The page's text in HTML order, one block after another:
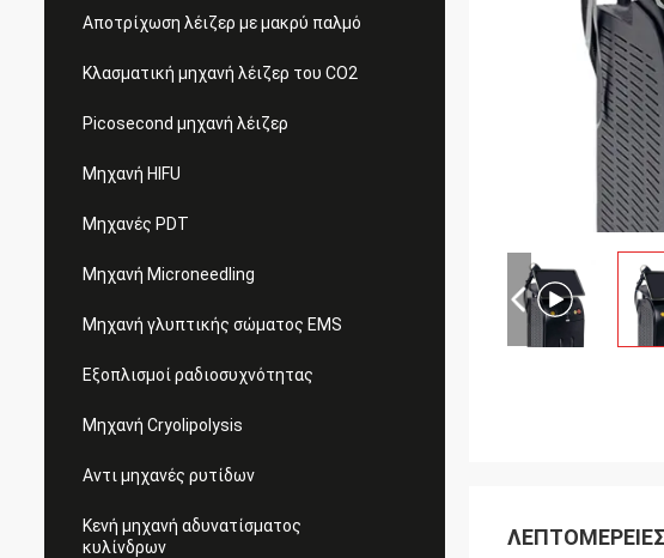
Αποτρίχωση λέιζερ με μακρύ παλμό
Κλασματική μηχανή λέιζερ του CO2
Picosecond μηχανή λέιζερ
Μηχανή HIFU
Μηχανές PDT
Μηχανή Microneedling
Μηχανή γλυπτικής σώματος EMS
Εξοπλισμοί ραδιοσυχνότητας
Μηχανή Cryolipolysis
Αντι μηχανές ρυτίδων
Κενή μηχανή αδυνατίσματος
κυλίνδρων
ΛΕΠΤΟΜΈΡΕΙΕΣ